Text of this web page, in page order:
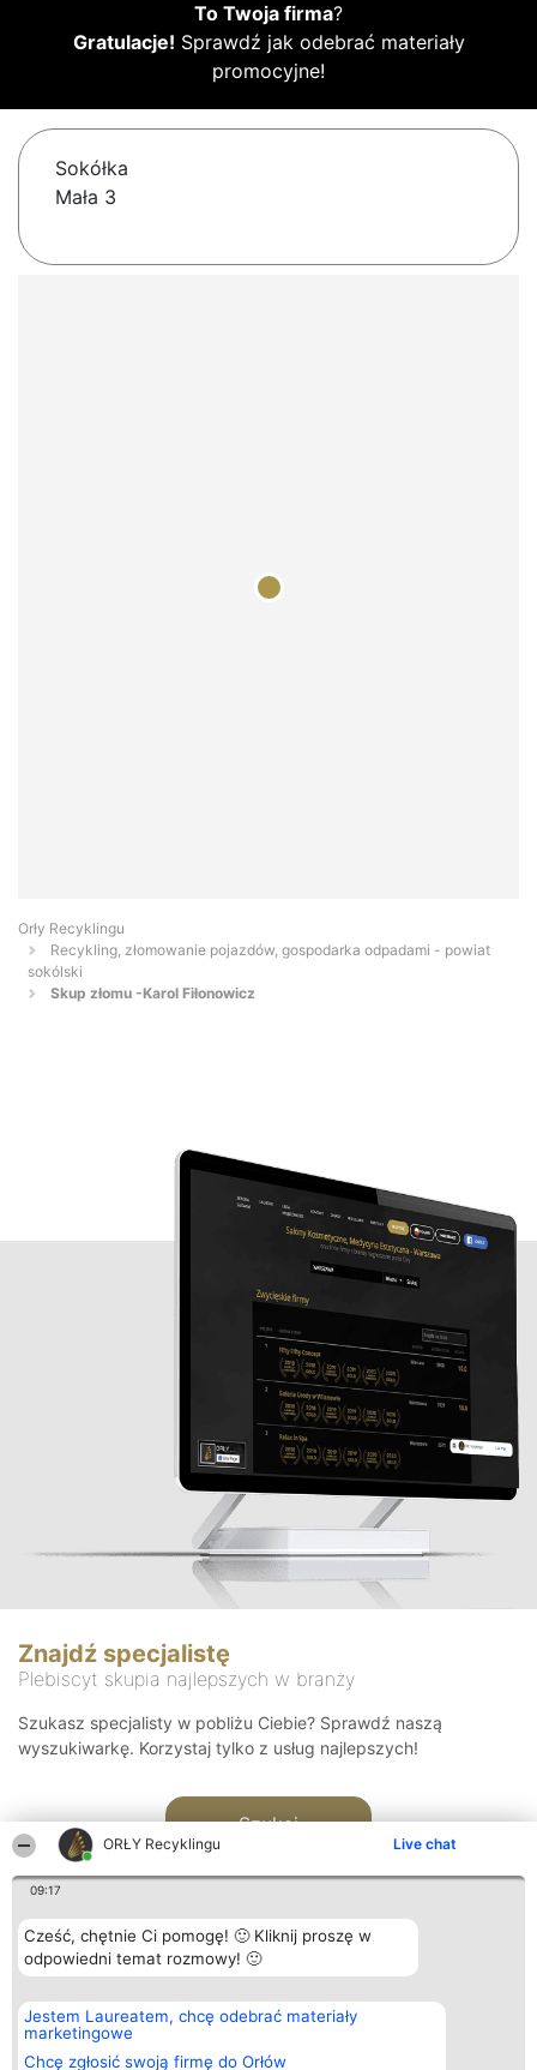
ORŁY Recyklingu Live chat
09:17
Cześć, chętnie Ci pomogę! 🙂 Kliknij proszę w
odpowiedni temat rozmowy! 🙂
Jestem Laureatem, chcę odebrać materiały
marketingowe
Chcę zgłosić swoją firmę do Orłów
To Twoja firma?
Gratulacje! Sprawdź jak odebrać materiały
promocyjne!
Sokółka
Mała 3
Orły Recyklingu
Recykling, złomowanie pojazdów, gospodarka odpadami - powiat
sokólski
Skup złomu -Karol Fiłonowicz
Znajdź specjalistę
Plebiscyt skupia najlepszych w branży
Szukasz specjalisty w pobliżu Ciebie? Sprawdź naszą
wyszukiwarkę. Korzystaj tylko z usług najlepszych!
Szukaj
Organizator plebiscytu
Bright Side Solutions sp. z o.
o. sp. k.
ul. Ruska 22
Plebiscyt
Laureaci
wszystkich
Kontakt
Kontakt